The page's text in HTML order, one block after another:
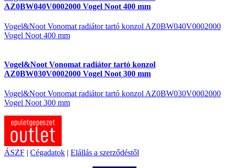
AZ0BW040V0002000 Vogel Noot 400 mm
Vogel&Noot Vonomat radiátor tartó konzol AZ0BW040V0002000
Vogel Noot 400 mm
Vogel&Noot Vonomat radiátor tartó konzol
AZ0BW030V0002000 Vogel Noot 300 mm
Vogel&Noot Vonomat radiátor tartó konzol AZ0BW030V0002000
Vogel Noot 300 mm
ÁSZF | Cégadatok | Elállás a szerződéstől